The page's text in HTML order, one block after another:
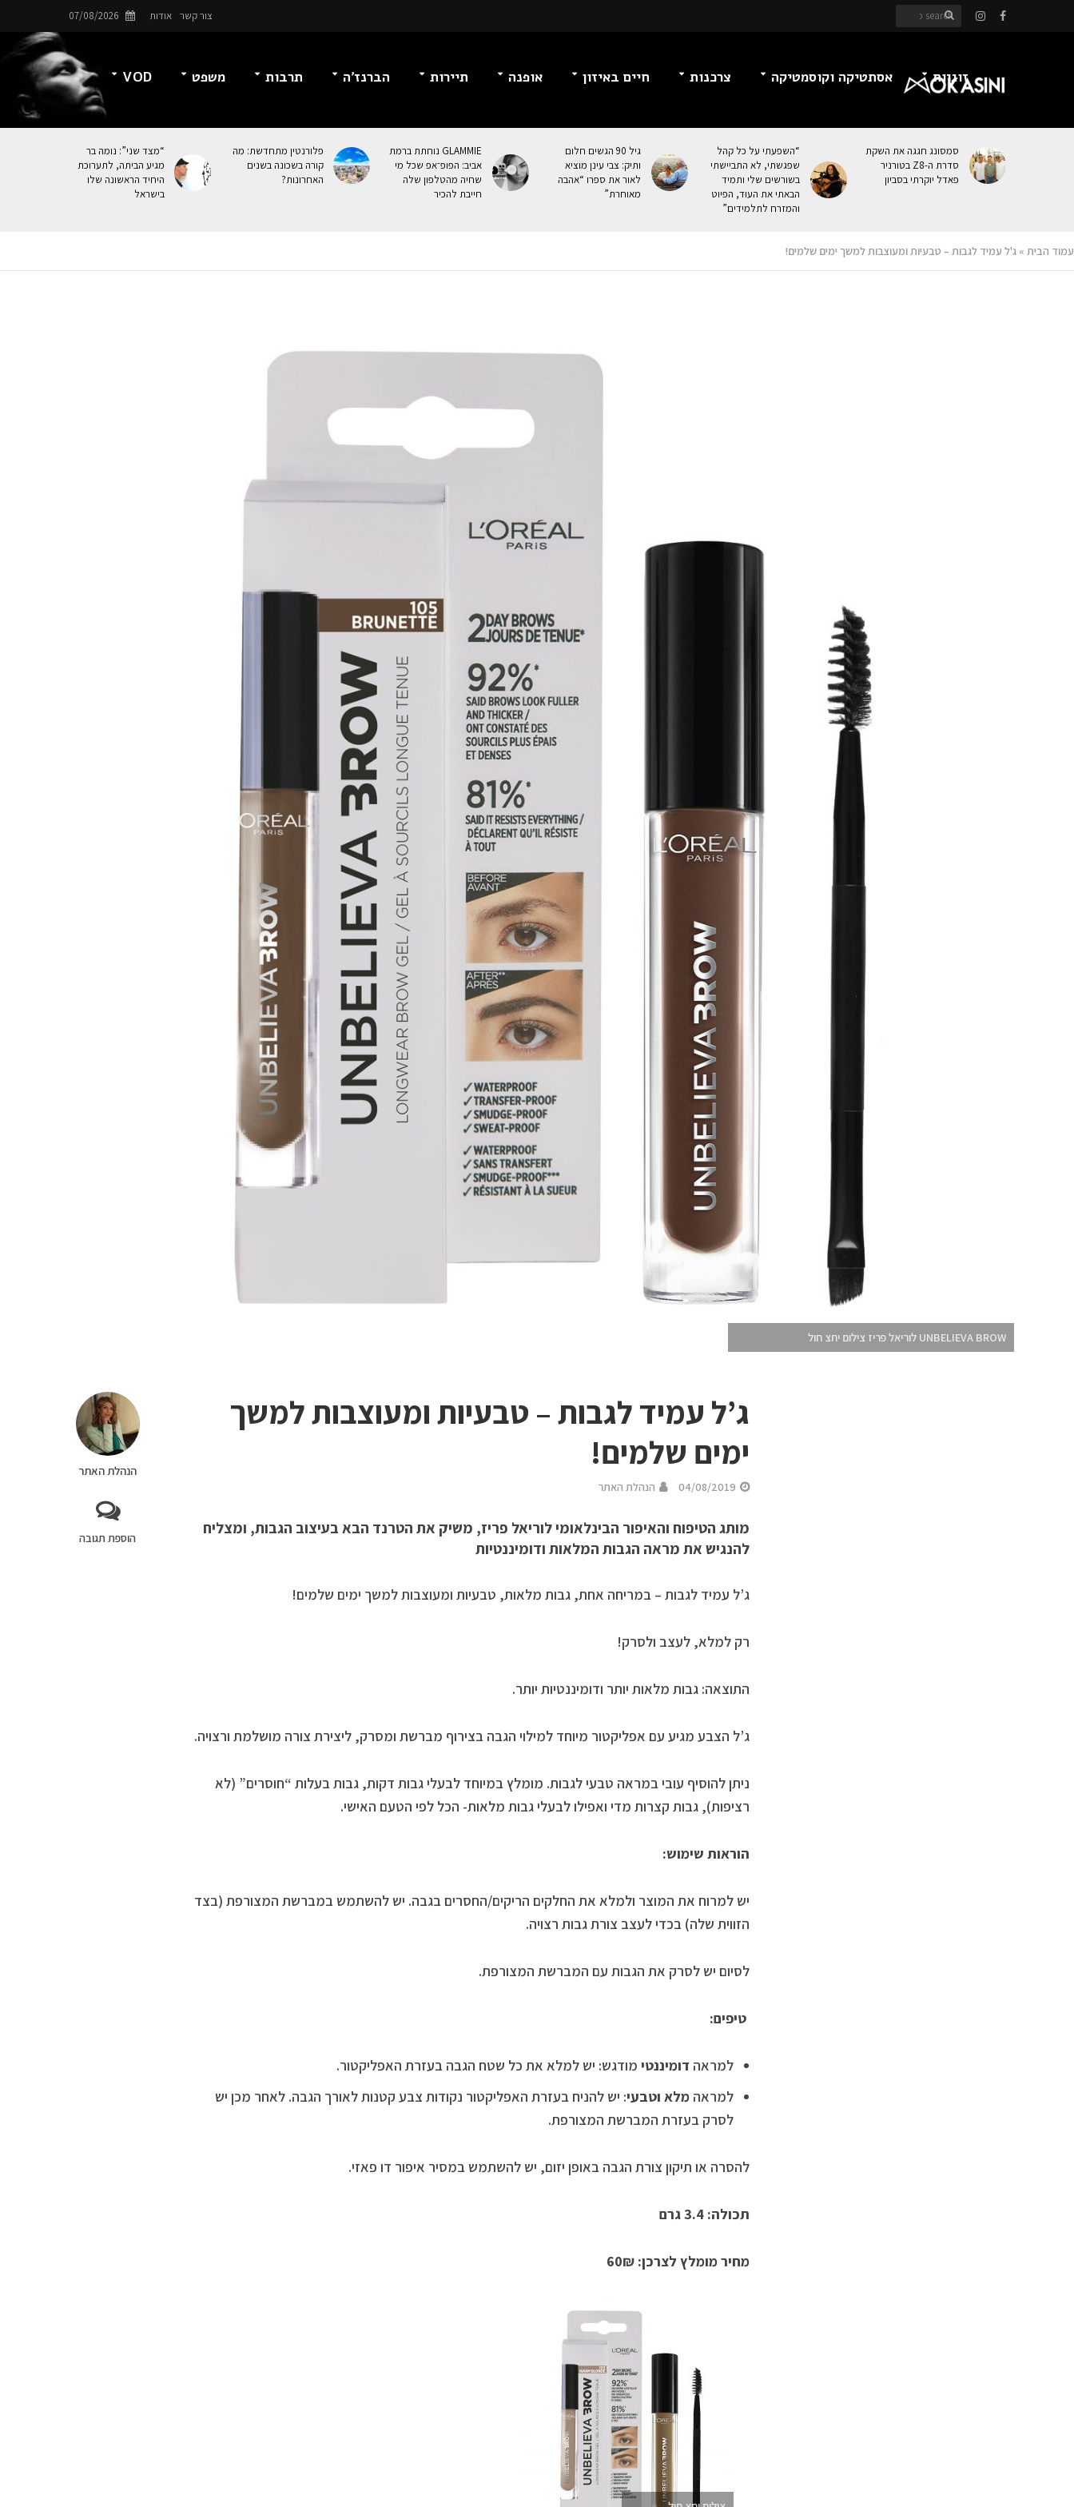
צור קשר אודות 07/08/2026
זוגיות אסתטיקה וקוסמטיקה צרכנות חיים באיזון אופנה תיירות הברנז’ה תרבות משפט VOD
סמסונג חגגה את השקת
סדרת ה-Z8 בטורניר
פאדל יוקרתי בסביון
“השפעתי על כל קהל
שפגשתי, לא התביישתי
בשורשים שלי ותמיד
הבאתי את העוּד, הפיוט
והמזרח לתלמידים”
גיל 90 הגשים חלום
ותיק: צבי עינן מוציא
לאור את ספרו “אהבה
מאוחרת”
GLAMMIE נוחתת ברמת
אביב: הפופ־אפ שכל מי
שחיה מהטלפון שלה
חייבת להכיר
פלורנטין מתחדשת: מה
קורה בשכונה בשנים
האחרונות?
“מצד שני”: נומה בר
מגיע הביתה, לתערוכת
היחיד הראשונה שלו
בישראל
עמוד הבית » ג'ל עמיד לגבות – טבעיות ומעוצבות למשך ימים שלמים!
UNBELIEVA BROW לוריאל פריז צילום יחצ חול
הנהלת האתר
הוספת תגובה
ג’ל עמיד לגבות – טבעיות ומעוצבות למשך
ימים שלמים!
04/08/2019 הנהלת האתר
מותג הטיפוח והאיפור הבינלאומי לוריאל פריז, משיק את הטרנד הבא בעיצוב הגבות, ומצליח
להנגיש את מראה הגבות המלאות ודומיננטיות
ג’ל עמיד לגבות – במריחה אחת, גבות מלאות, טבעיות ומעוצבות למשך ימים שלמים!
רק למלא, לעצב ולסרק!
התוצאה: גבות מלאות יותר ודומיננטיות יותר.
ג’ל הצבע מגיע עם אפליקטור מיוחד למילוי הגבה בצירוף מברשת ומסרק, ליצירת צורה מושלמת ורצויה.
ניתן להוסיף עובי במראה טבעי לגבות. מומלץ במיוחד לבעלי גבות דקות, גבות בעלות “חוסרים” (לא
רציפות), גבות קצרות מדי ואפילו לבעלי גבות מלאות- הכל לפי הטעם האישי.
הוראות שימוש:
יש למרוח את המוצר ולמלא את החלקים הריקים/החסרים בגבה. יש להשתמש במברשת המצורפת (בצד
הזווית שלה) בכדי לעצב צורת גבות רצויה.
לסיום יש לסרק את הגבות עם המברשת המצורפת.
טיפים:
למראה דומיננטימודגש: יש למלא את כל שטח הגבה בעזרת האפליקטור.
למראה מלא וטבעי: יש להניח בעזרת האפליקטור נקודות צבע קטנות לאורך הגבה. לאחר מכן יש
לסרק בעזרת המברשת המצורפת.
להסרה או תיקון צורת הגבה באופן יזום, יש להשתמש במסיר איפור דו פאזי.
תכולה: 3.4 גרם
מחיר מומלץ לצרכן: 60₪